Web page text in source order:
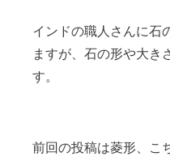
インドの職人さんに石
ますが、石の形や大き
す。
前回の投稿は菱形、こ